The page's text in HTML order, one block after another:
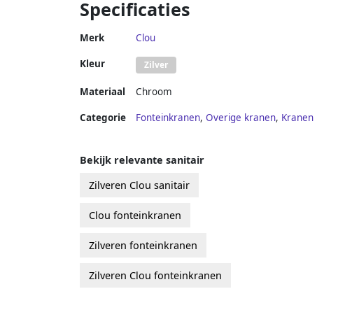
Specificaties
Merk Clou
Kleur Zilver
Materiaal Chroom
Categorie Fonteinkranen, Overige kranen, Kranen
Bekijk relevante sanitair
Zilveren Clou sanitair
Clou fonteinkranen
Zilveren fonteinkranen
Zilveren Clou fonteinkranen